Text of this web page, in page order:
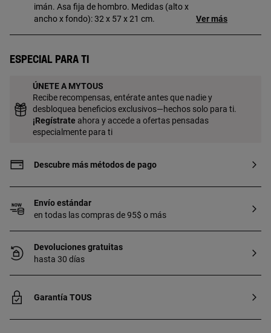
imán. Asa fija de hombro. Medidas (alto x
ancho x fondo): 32 x 57 x 21 cm.
Ver más
Especial para ti
ÚNETE A MYTOUS
Recibe recompensas, entérate antes que nadie y
desbloquea beneficios exclusivos—hechos solo para ti.
¡Regístrate ahora y accede a ofertas pensadas
especialmente para ti
Descubre más métodos de pago
Envío estándar
en todas las compras de 95$ o más
Devoluciones gratuitas
hasta 30 días
Garantía TOUS